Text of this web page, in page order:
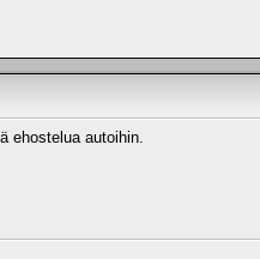
ehostelua autoihin.